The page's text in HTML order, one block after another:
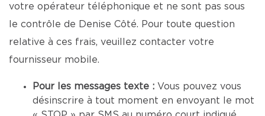
votre opérateur téléphonique et ne sont pas sous
le contrôle de Denise Côté. Pour toute question
relative à ces frais, veuillez contacter votre
fournisseur mobile.
Pour les messages texte : Vous pouvez vous
désinscrire à tout moment en envoyant le mot